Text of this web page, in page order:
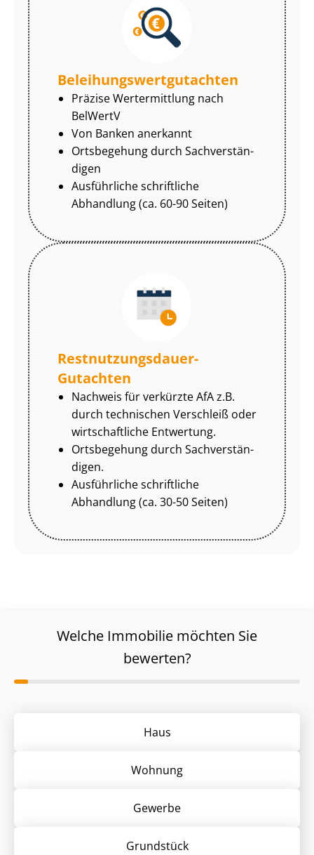
Be­lei­hungs­wert­gut­ach­ten
Präzise Wertermittlung nach
BelWertV
Von Banken anerkannt
Ortsbegehung durch Sach­ver­stän­
di­gen
Ausführliche schriftliche
Abhandlung (ca. 60-90 Seiten)
Rest­nut­zungs­dau­er-
Gutachten
Nachweis für verkürzte AfA z.B.
durch technischen Verschleiß oder
wirtschaftliche Entwertung.
Ortsbegehung durch Sach­ver­stän­
di­gen.
Ausführliche schriftliche
Abhandlung (ca. 30-50 Seiten)
Welche Immobilie möchten Sie
bewerten?
Haus
Wohnung
Gewerbe
Grund­stück